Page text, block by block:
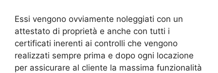
Essi vengono ovviamente noleggiati con un
attestato di proprietà e anche con tutti i
certificati inerenti ai controlli che vengono
realizzati sempre prima e dopo ogni locazione
per assicurare al cliente la massima funzionalità